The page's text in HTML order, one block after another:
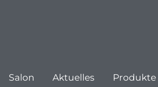
Salon Aktuelles Produkte